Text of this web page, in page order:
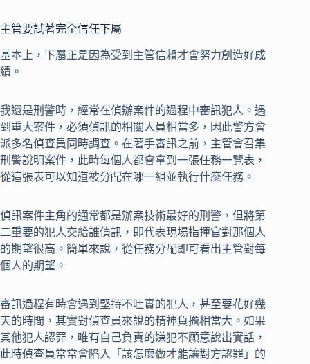
主管要試著完全信任下屬
基本上，下屬正是因為受到主管信賴才會努力創造好成
績。
我還是刑警時，經常在偵辦案件的過程中審訊犯人。遇
到重大案件，必須偵訊的相關人員相當多，因此警方會
派多名偵查員同時調查。在著手審訊之前，主管會召集
刑警說明案件，此時每個人都會拿到一張任務一覽表，
從這張表可以知道被分配在哪一組並執行什麼任務。
偵訊案件主角的通常都是辦案技術最好的刑警，但將第
二重要的犯人交給誰偵訊，即代表現場指揮官對那個人
的期望很高。簡單來說，從任務分配即可看出主管對每
個人的期望。
審訊過程有時會遇到堅持不吐實的犯人，甚至要花好幾
天的時間，其實對偵查員來說的精神負擔相當大。如果
其他犯人認罪，唯有自己負責的嫌犯不願意說出實話，
此時偵查員常常會陷入「該怎麼做才能讓對方認罪」的